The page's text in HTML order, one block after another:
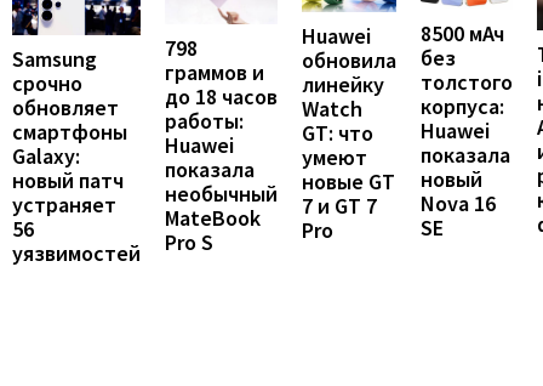
Samsung
срочно
обновляет
смартфоны
Galaxy:
новый патч
устраняет
56
уязвимостей
798
граммов и
до 18 часов
работы:
Huawei
показала
необычный
MateBook
Pro S
Huawei
обновила
линейку
Watch
GT: что
умеют
новые GT
7 и GT 7
Pro
8500 мАч
без
толстого
корпуса:
Huawei
показала
новый
Nova 16
SE